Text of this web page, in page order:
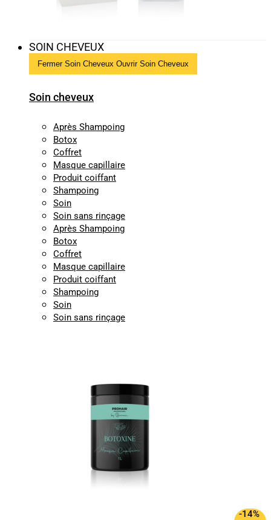
SOIN CHEVEUX
Fermer Soin Cheveux Ouvrir Soin Cheveux
Soin cheveux
Après Shampoing
Botox
Coffret
Masque capillaire
Produit coiffant
Shampoing
Soin
Soin sans rinçage
Après Shampoing
Botox
Coffret
Masque capillaire
Produit coiffant
Shampoing
Soin
Soin sans rinçage
-14%